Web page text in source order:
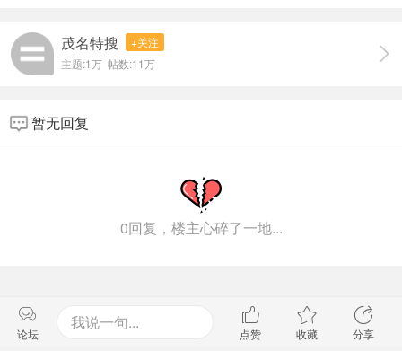
茂名特搜
+关注
主题:1万 帖数:11万
暂无回复
0回复，楼主心碎了一地...
论坛
我说一句...
点赞 收藏 分享